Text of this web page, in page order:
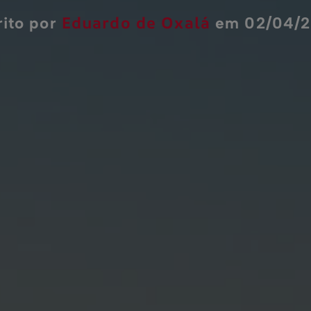
por Eduardo de Oxalá em 02/04/